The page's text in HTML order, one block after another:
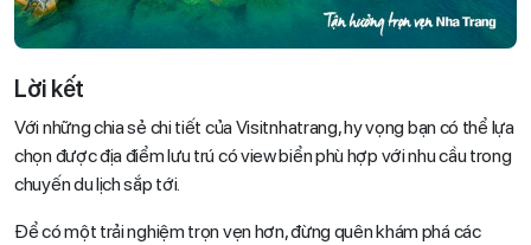
Lời kết
Với những chia sẻ chi tiết của Visitnhatrang, hy vọng bạn có thể lựa
chọn được địa điểm lưu trú có view biển phù hợp với nhu cầu trong
chuyến du lịch sắp tới.
Để có một trải nghiệm trọn vẹn hơn, đừng quên khám phá các